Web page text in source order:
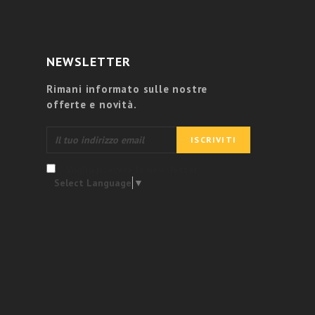
NEWSLETTER
Rimani informato sulle nostre
offerte e novità.
Select Language ▼